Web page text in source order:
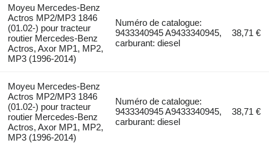
Moyeu Mercedes-Benz
Actros MP2/MP3 1846
(01.02-) pour tracteur
routier Mercedes-Benz
Actros, Axor MP1, MP2,
MP3 (1996-2014)
Numéro de catalogue:
9433340945 A9433340945,
carburant: diesel
38,71 €
Moyeu Mercedes-Benz
Actros MP2/MP3 1846
(01.02-) pour tracteur
routier Mercedes-Benz
Actros, Axor MP1, MP2,
MP3 (1996-2014)
Numéro de catalogue:
9433340945 A9433340945,
carburant: diesel
38,71 €